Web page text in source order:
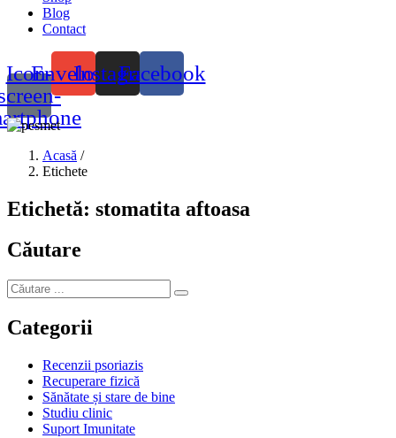
Blog
Contact
Icon-EnvelopeInstagramFacebook
Acasă /
Etichete
Etichetă: stomatita aftoasa
Căutare
Categorii
Recenzii psoriazis
Recuperare fizică
Sănătate și stare de bine
Studiu clinic
Suport Imunitate